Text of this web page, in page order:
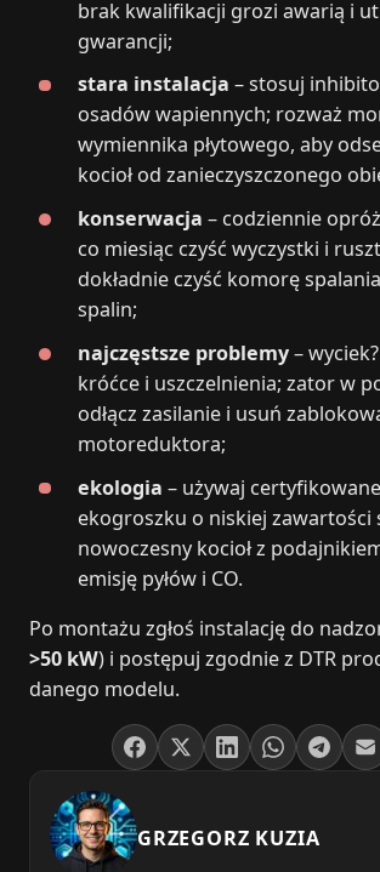
brak kwalifikacji grozi awarią i
gwarancji;
stara instalacja – stosuj
osadów wapiennych; rozważ
wymiennika płytowego, aby
kocioł od zanieczyszczonego
konserwacja – codziennie
co miesiąc czyść wyczystki i
dokładnie czyść komorę
spalin;
najczęstsze problemy–
króćce i uszczelnienia; zator w
odłącz zasilanie i usuń
motoreduktora;
ekologia – używaj
ekogroszku o niskiej zawartości
nowoczesny kocioł z
emisję pyłów i CO.
Po montażu zgłoś instalację do
>50 kW) i postępuj zgodnie z DTR
danego modelu.
GRZEGORZ KUZIA